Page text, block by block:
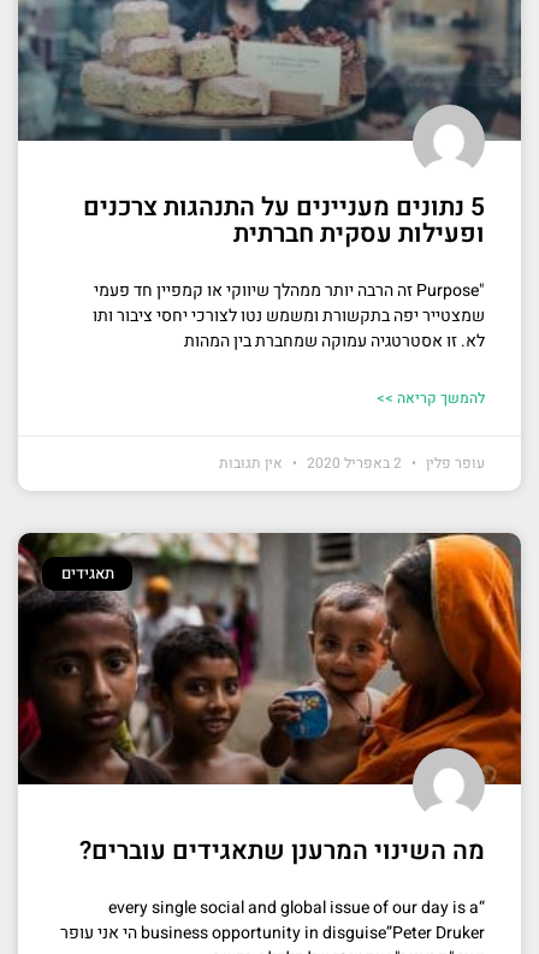
5 נתונים מעניינים על התנהגות צרכנים
ופעילות עסקית חברתית
"Purpose זה הרבה יותר ממהלך שיווקי או קמפיין חד פעמי
שמצטייר יפה בתקשורת ומשמש נטו לצורכי יחסי ציבור ותו
לא. זו אסטרטגיה עמוקה שמחברת בין המהות
להמשך קריאה >>
עופר פלין אין תגובות
תאגידים
מה השינוי המרענן שתאגידים עוברים?
“every single social and global issue of our day is a
business opportunity in disguise”Peter Druker הי אני עופר